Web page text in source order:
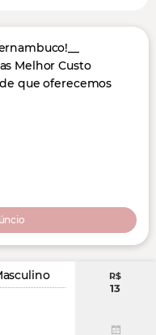
Melhor Custo
que oferecemos
R$
13